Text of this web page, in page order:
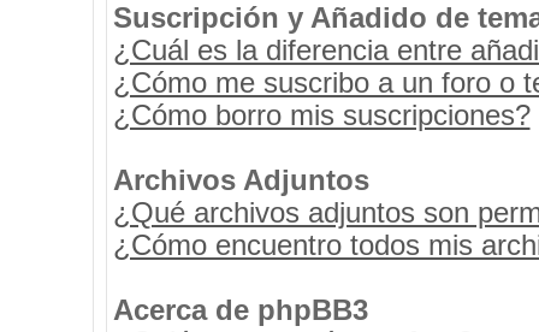
Suscripción y Añadido de
¿Cuál es la diferencia entre
¿Cómo me suscribo a un foro o
¿Cómo borro mis suscripciones?
Archivos Adjuntos
¿Qué archivos adjuntos son
¿Cómo encuentro todos mis
Acerca de phpBB3